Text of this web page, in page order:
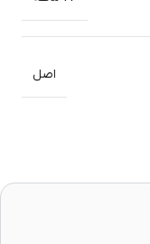
اصل